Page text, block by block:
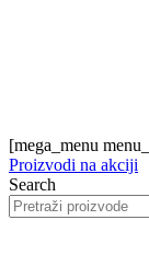
[mega_menu
Proizvodi na akciji
Search